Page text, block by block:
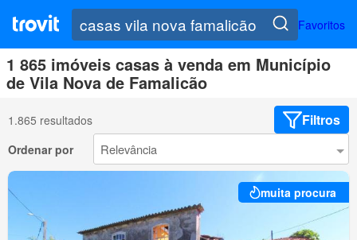
Favoritos
1 865 imóveis casas à venda em Município
de Vila Nova de Famalicão
1.865 resultados Filtros
Ordenar por
muita procura